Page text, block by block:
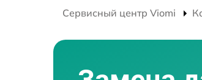
Сервисный центр Viomi